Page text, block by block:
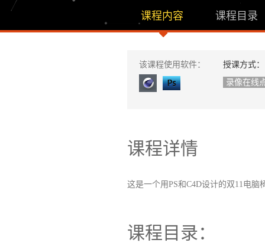
课程内容 课程目录
该课程使用软件：
授课方式：
录像在线
课程详情
这是一个用PS和C4D设计的双11电
课程目录：